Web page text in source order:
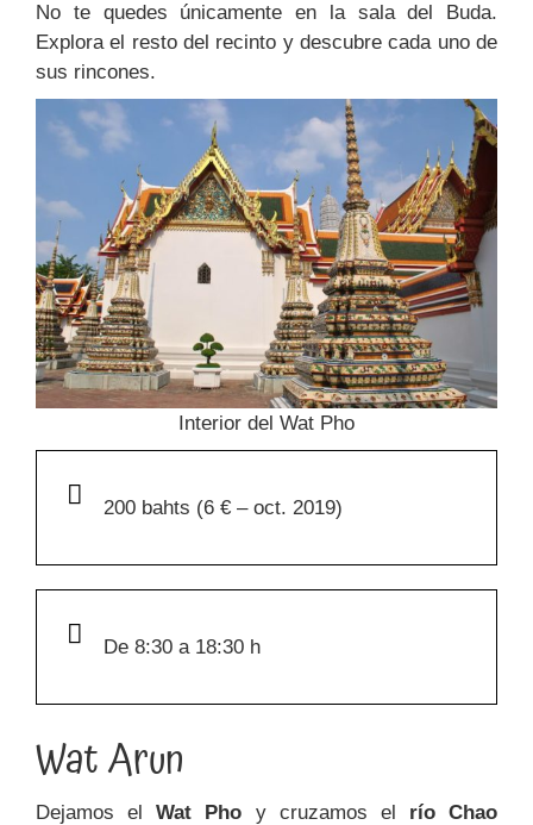
No te quedes únicamente en la sala del Buda.
Explora el resto del recinto y descubre cada uno de
sus rincones.
Interior del Wat Pho
200 bahts (6 € – oct. 2019)
De 8:30 a 18:30 h
Wat Arun
Dejamos elWat Pho y cruzamos el río Chao